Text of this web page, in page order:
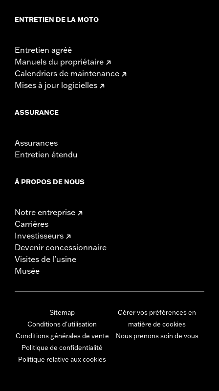
ENTRETIEN DE LA MOTO
Entretien agréé
Manuels du propriétaire
Calendriers de maintenance
Mises à jour logicielles
ASSURANCE
Assurances
Entretien étendu
À PROPOS DE NOUS
Notre entreprise
Carrières
Investisseurs
Devenir concessionnaire
Visites de l’usine
Musée
Sitemap
Conditions d'utilisation
Conditions générales de vente
Politique de confidentialité
Politique relative aux cookies
Gérer vos préférences en
matière de cookies
Nous prenons soin de vous